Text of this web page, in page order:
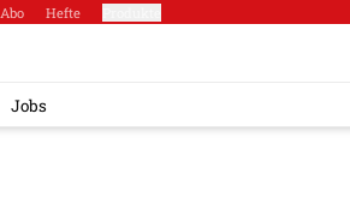
Abo Hefte
Jobs